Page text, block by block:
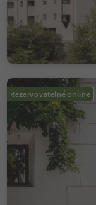
Rezervovatelné online